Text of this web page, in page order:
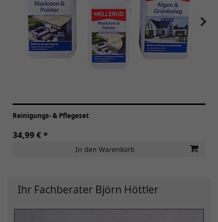
Reinigungs- & Pflegeset
34,99 € *
In den Warenkorb
Ihr Fachberater Björn Höttler